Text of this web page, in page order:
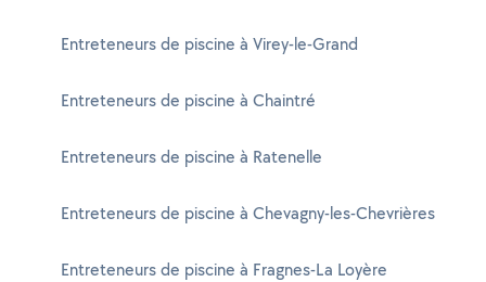
Entreteneurs de piscine à Virey-le-Grand
Entreteneurs de piscine à Chaintré
Entreteneurs de piscine à Ratenelle
Entreteneurs de piscine à Chevagny-les-Chevrières
Entreteneurs de piscine à Fragnes-La Loyère